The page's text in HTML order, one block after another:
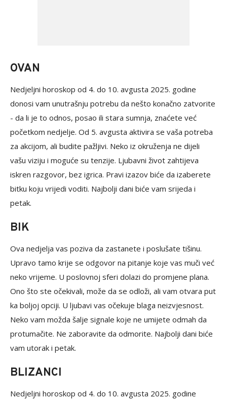
OVAN
Nedjeljni horoskop od 4. do 10. avgusta 2025. godine
donosi vam unutrašnju potrebu da nešto konačno zatvorite
- da li je to odnos, posao ili stara sumnja, znaćete već
početkom nedjelje. Od 5. avgusta aktivira se vaša potreba
za akcijom, ali budite pažljivi. Neko iz okruženja ne dijeli
vašu viziju i moguće su tenzije. Ljubavni život zahtijeva
iskren razgovor, bez igrica. Pravi izazov biće da izaberete
bitku koju vrijedi voditi. Najbolji dani biće vam srijeda i
petak.
BIK
Ova nedjelja vas poziva da zastanete i poslušate tišinu.
Upravo tamo krije se odgovor na pitanje koje vas muči već
neko vrijeme. U poslovnoj sferi dolazi do promjene plana.
Ono što ste očekivali, može da se odloži, ali vam otvara put
ka boljoj opciji. U ljubavi vas očekuje blaga neizvjesnost.
Neko vam možda šalje signale koje ne umijete odmah da
protumačite. Ne zaboravite da odmorite. Najbolji dani biće
vam utorak i petak.
BLIZANCI
Nedjeljni horoskop od 4. do 10. avgusta 2025. godine